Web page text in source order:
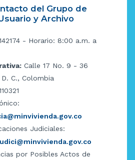
del Grupo de
y Archivo
- Horario: 8:00 a.m. a
Calle 17 No. 9 - 36
C., Colombia
Judiciales:
por Posibles Actos de